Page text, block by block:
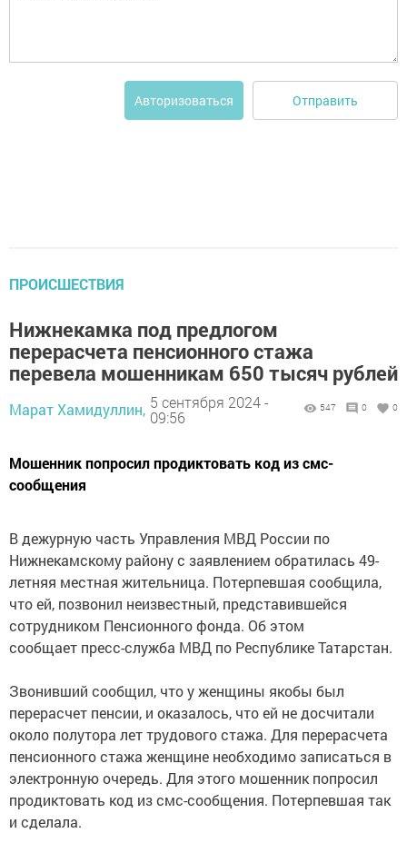
Авторизоваться Отправить
ПРОИСШЕСТВИЯ
Нижнекамка под предлогом
перерасчета пенсионного стажа
перевела мошенникам 650 тысяч рублей
Марат Хамидуллин, 5 сентября 2024 -
09:56
547 0 0
Мошенник попросил продиктовать код из смс-
сообщения
В дежурную часть Управления МВД России по
Нижнекамскому району с заявлением обратилась 49-
летняя местная жительница. Потерпевшая сообщила,
что ей, позвонил неизвестный, представившейся
сотрудником Пенсионного фонда. Об этом
сообщает пресс-служба МВД по Республике Татарстан.
Звонивший сообщил, что у женщины якобы был
перерасчет пенсии, и оказалось, что ей не досчитали
около полутора лет трудового стажа. Для перерасчета
пенсионного стажа женщине необходимо записаться в
электронную очередь. Для этого мошенник попросил
продиктовать код из смс-сообщения. Потерпевшая так
и сделала.